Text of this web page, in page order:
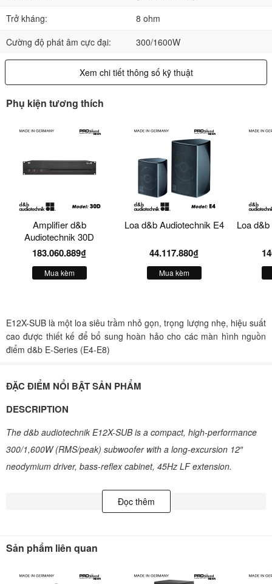
Trở kháng:
8 ohm
Cường độ phát âm cực đại:
300/1600W
Xem chi tiết thông số kỹ thuật
Phụ kiện tương thích
Amplifier d&b
Audiotechnik 30D
183.060.889₫
Mua kèm
Loa d&b Audiotechnik E4
44.117.880₫
Mua kèm
Loa
E12X-SUB là một loa siêu trầm nhỏ gọn, trọng lượng nhẹ, hiệu suất
cao được thiết kế để bổ sung hoàn hảo cho các màn hình nguồn
điểm d&b E-Series (E4-E8)
ĐẶC ĐIỂM NỔI BẬT SẢN PHẨM
DESCRIPTION
The d&b audiotechnik E12X-SUB is a compact, high-performance
300/1,600W (RMS/peak) subwoofer with a long-excursion 12″
neodymium driver, bass-reflex cabinet, 45Hz LF extension.
subwoofer designed to perfectly complement the d&b E-Series
Whether used in music-orient events or houses of worship, the
E12X-SUB brings low-frequency extension down to 45Hz in
Đọc thêm
Sản phẩm liên quan